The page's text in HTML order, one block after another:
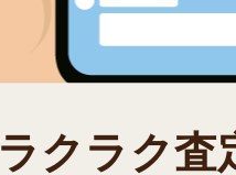
ラクラク査